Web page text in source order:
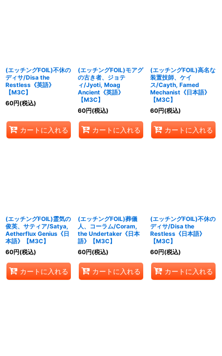
(エッチングFOIL)不休の
ディサ/Disa the
Restless《英語》
【M3C】
60円(税込)
カートに入れる
(エッチングFOIL)モアグ
の古き者、ジョテ
ィ/Jyoti, Moag
Ancient《英語》
【M3C】
60円(税込)
カートに入れる
(エッチングFOIL)高名な
装置技師、ケイ
ス/Cayth, Famed
Mechanist《日本語》
【M3C】
60円(税込)
カートに入れる
(エッチングFOIL)霊気の
俊英、サティア/Satya,
Aetherflux Genius《日
本語》【M3C】
60円(税込)
カートに入れる
(エッチングFOIL)葬儀
人、コーラム/Coram,
the Undertaker《日本
語》【M3C】
60円(税込)
カートに入れる
(エッチングFOIL)不休の
ディサ/Disa the
Restless《日本語》
【M3C】
60円(税込)
カートに入れる